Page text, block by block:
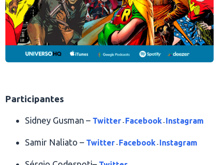
Participantes
Sidney Gusman – Twitter - Facebook - Instagram
Samir Naliato – Twitter - Facebook - Instagram